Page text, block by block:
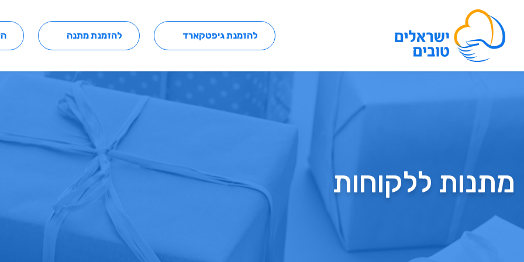
להזמנת גיפטקארד להזמנת מתנה
מתנות ללקוחות